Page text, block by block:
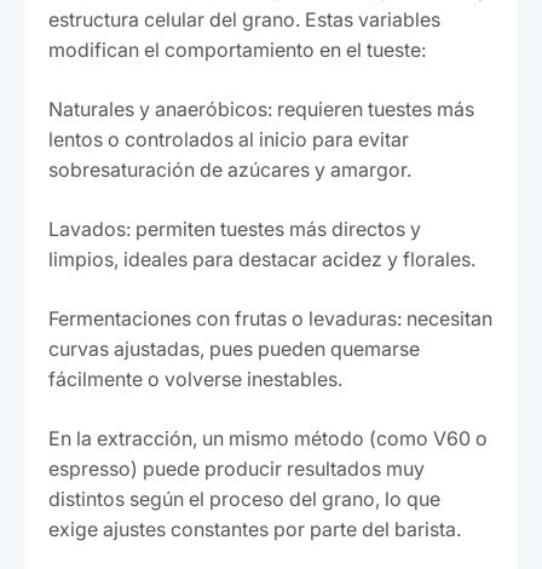
estructura celular del grano. Estas variables
modifican el comportamiento en el tueste:
Naturales y anaeróbicos: requieren tuestes más
lentos o controlados al inicio para evitar
sobresaturación de azúcares y amargor.
Lavados: permiten tuestes más directos y
limpios, ideales para destacar acidez y florales.
Fermentaciones con frutas o levaduras: necesitan
curvas ajustadas, pues pueden quemarse
fácilmente o volverse inestables.
En la extracción, un mismo método (como V60 o
espresso) puede producir resultados muy
distintos según el proceso del grano, lo que
exige ajustes constantes por parte del barista.